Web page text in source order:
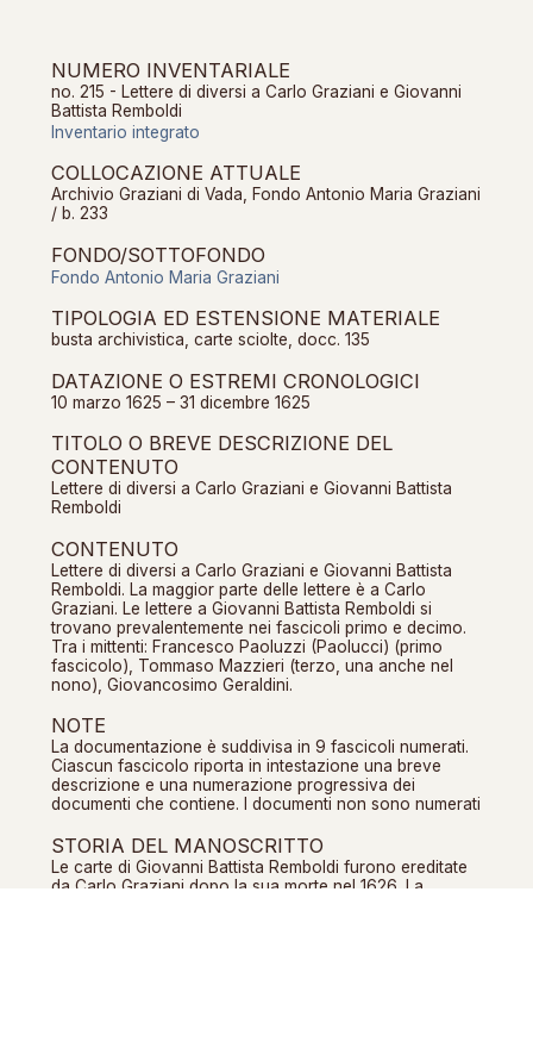
NUMERO INVENTARIALE
no. 215 - Lettere di diversi a Carlo Graziani e Giovanni
Battista Remboldi
Inventario integrato
COLLOCAZIONE ATTUALE
Archivio Graziani di Vada, Fondo Antonio Maria Graziani
/ b. 233
FONDO/SOTTOFONDO
Fondo Antonio Maria Graziani
TIPOLOGIA ED ESTENSIONE MATERIALE
busta archivistica, carte sciolte, docc. 135
DATAZIONE O ESTREMI CRONOLOGICI
10 marzo 1625 – 31 dicembre 1625
TITOLO O BREVE DESCRIZIONE DEL
CONTENUTO
Lettere di diversi a Carlo Graziani e Giovanni Battista
Remboldi
CONTENUTO
Lettere di diversi a Carlo Graziani e Giovanni Battista
Remboldi. La maggior parte delle lettere è a Carlo
Graziani. Le lettere a Giovanni Battista Remboldi si
trovano prevalentemente nei fascicoli primo e decimo.
Tra i mittenti: Francesco Paoluzzi (Paolucci) (primo
fascicolo), Tommaso Mazzieri (terzo, una anche nel
nono), Giovancosimo Geraldini.
NOTE
La documentazione è suddivisa in 9 fascicoli numerati.
Ciascun fascicolo riporta in intestazione una breve
descrizione e una numerazione progressiva dei
documenti che contiene. I documenti non sono numerati
STORIA DEL MANOSCRITTO
Le carte di Giovanni Battista Remboldi furono ereditate
da Carlo Graziani dopo la sua morte nel 1626. La